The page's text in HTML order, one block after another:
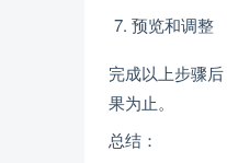
预览和调整
完成以上步骤
果为止。
总结：